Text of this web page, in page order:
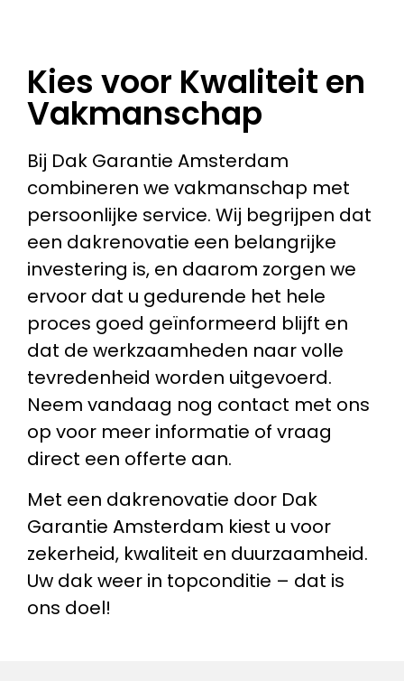
Kies voor Kwaliteit en
Vakmanschap
Bij Dak Garantie Amsterdam
combineren we vakmanschap met
persoonlijke service. Wij begrijpen dat
een dakrenovatie een belangrijke
investering is, en daarom zorgen we
ervoor dat u gedurende het hele
proces goed geïnformeerd blijft en
dat de werkzaamheden naar volle
tevredenheid worden uitgevoerd.
Neem vandaag nog contact met ons
op voor meer informatie of vraag
direct een offerte aan.
Met een dakrenovatie door Dak
Garantie Amsterdam kiest u voor
zekerheid, kwaliteit en duurzaamheid.
Uw dak weer in topconditie – dat is
ons doel!